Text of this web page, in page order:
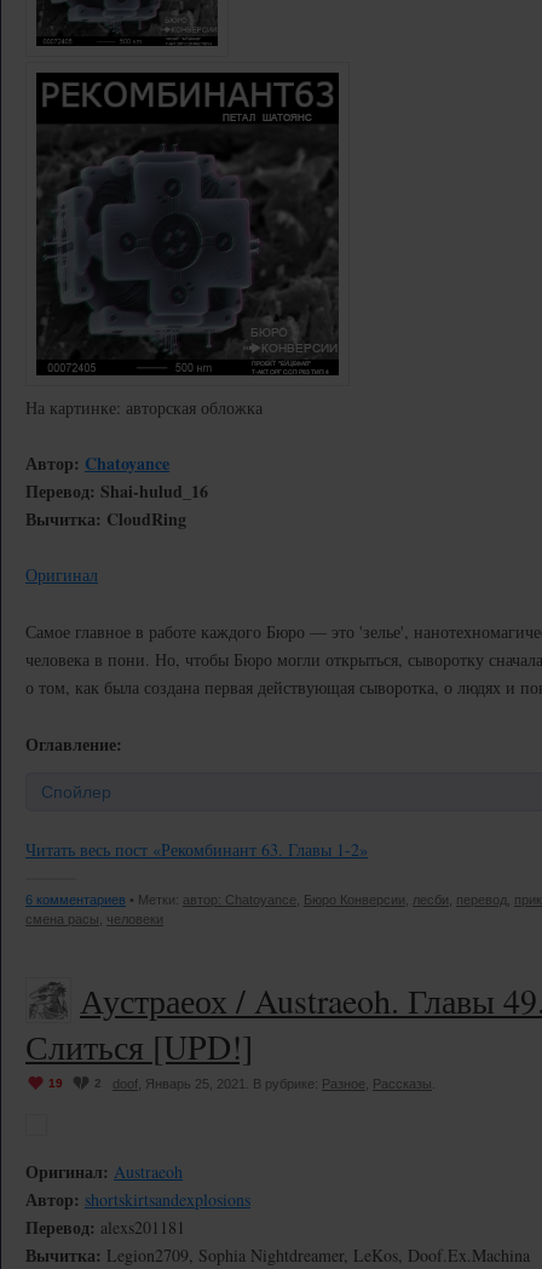
На картинке: авторская обложка
Автор: Chatoyance
Перевод: Shai-hulud_16
Вычитка: CloudRing
Оригинал
Самое главное в работе каждого Бюро — это 'зелье',
человека в пони. Но, чтобы Бюро могли открыться, сыворотку
о том, как была создана первая действующая сыворотка, о людях и
Оглавление:
Спойлер
Читать весь пост «Рекомбинант 63. Главы 1-2»
6 комментариев • Метки: автор: Chatoyance Бюро Конверсии лесби перевод
смена расы
человеки
Аустраеох / Austraeoh. Главы
Слиться [UPD!]
19 2 doof , Январь 25, 2021. В рубрике: Разное Рассказы
Оригинал: Austraeoh
Автор: shortskirtsandexplosions
Перевод: alexs201181
Вычитка: Legion2709, Sophia Nightdreamer, LeKos, Doof.Ex.Machina